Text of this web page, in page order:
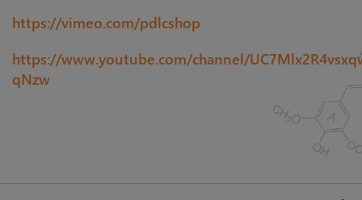
https://vimeo.com/pdlcshop
https://www.youtube.com/channel/
qNzw